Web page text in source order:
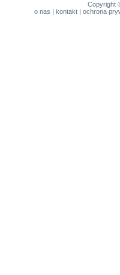
Copyright
o nas | kontakt| ochrona